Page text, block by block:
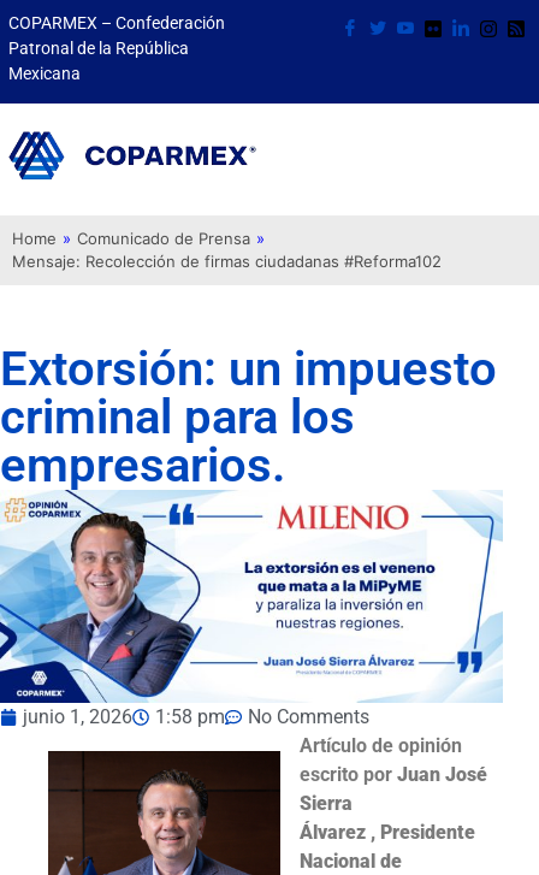
COPARMEX – Confederación
Patronal de la República
Mexicana
Home » Comunicado de Prensa »
Mensaje: Recolección de firmas ciudadanas #Reforma102
Extorsión: un impuesto
criminal para los
empresarios.
junio 1, 2026 1:58 pm
No Comments
Artículo de opinión
escrito por Juan José
Sierra
Álvarez , Presidente
Nacional de